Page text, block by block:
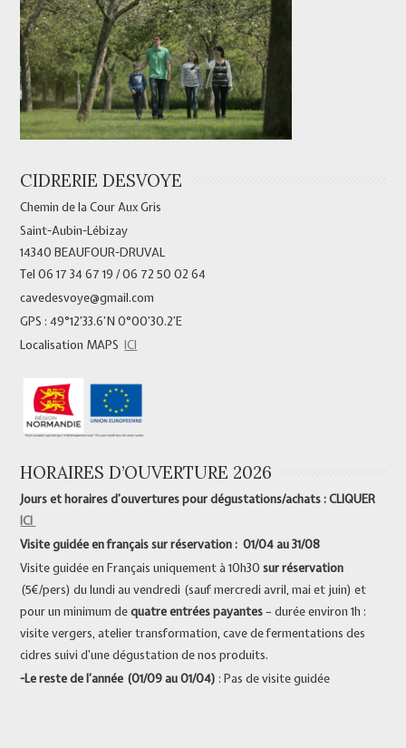
CIDRERIE DESVOYE
Chemin de la Cour Aux Gris
Saint-Aubin-Lébizay
14340 BEAUFOUR-DRUVAL
Tel 06 17 34 67 19 / 06 72 50 02 64
cavedesvoye@gmail.com
GPS : 49°12’33.6’N 0°00’30.2’E
Localisation MAPSICI
HORAIRES D’OUVERTURE 2026
Jours et horaires d’ouvertures pour dégustations/achats : CLIQUER
ICI
Visite guidée en français sur réservation : 01/04 au 31/08
Visite guidée en Français uniquement à 10h30sur réservation
(5€/pers) du lundi au vendredi (sauf mercredi avril, mai et juin) et
pour un minimum dequatre entrées payantes– durée environ 1h :
visite vergers, atelier transformation, cave de fermentations des
cidres suivi d’une dégustation de nos produits.
-Le reste de l’année (01/09 au 01/04) : Pas de visite guidée